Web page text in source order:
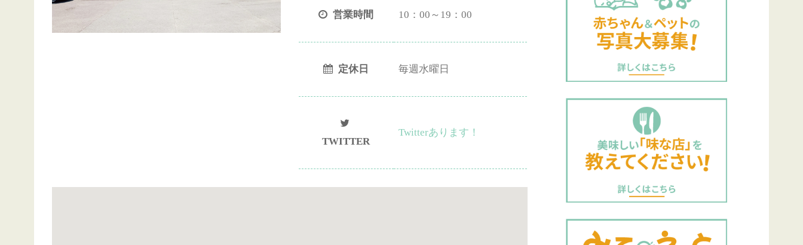
営業時間 10：00～19：00
定休日 毎週水曜日
TWITTER
Twitterあります！